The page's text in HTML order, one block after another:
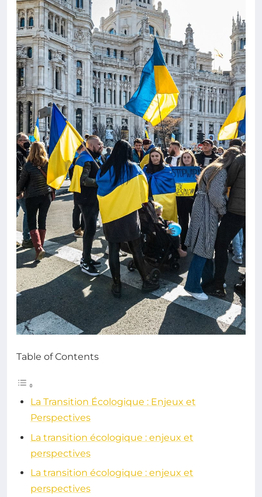
Table of Contents
La Transition Écologique : Enjeux et
Perspectives
La transition écologique : enjeux et
perspectives
La transition écologique : enjeux et
perspectives